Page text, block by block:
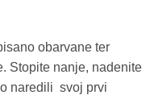
obarvane ter
Stopite nanje, nadenite
naredili svoj prvi